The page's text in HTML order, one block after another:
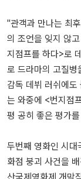
"관객과 만나는 최
의 조언을 잊지 않
지점프를 하다>로
로 드라마의 고질병
감독 데뷔 러쉬에
는 와중에 <번지점
평 공히 좋은 평가
두번째 영화인 시대
화점 붕괴 사건을